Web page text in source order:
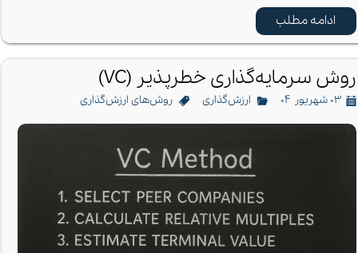
ادامه مطلب
روش سرمایه‌گذاری خطر‌پذیر (VC)
۰۳ شهریور ۰۴ ارزش‌گذاری روش‌های ارزش‌گذاری